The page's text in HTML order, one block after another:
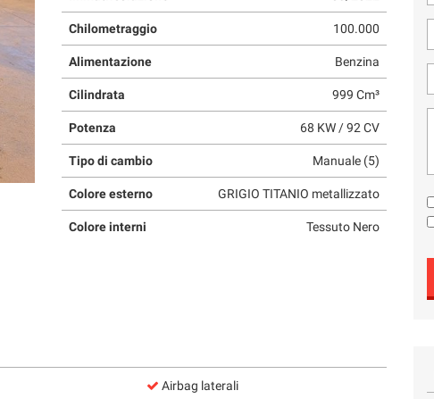
Chilometraggio 100.000
Alimentazione Benzina
Cilindrata 999 Cm³
Potenza 68 KW / 92 CV
Tipo di cambio Manuale (5)
Colore esterno GRIGIO TITANIO metallizzato
Colore interni Tessuto Nero
Airbag laterali